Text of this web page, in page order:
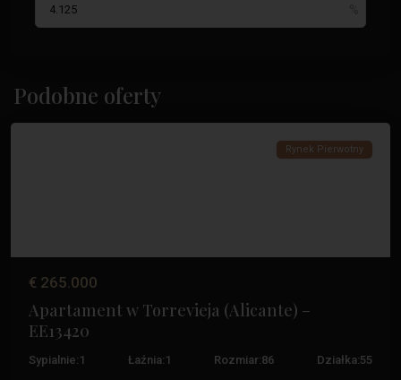
Podobne oferty
Torrevieja
Rynek Pierwotny
€ 265.000
Apartament w Torrevieja (Alicante) –
EE13420
Sypialnie: 1 Łaźnia: 1 Rozmiar:86 Działka:55